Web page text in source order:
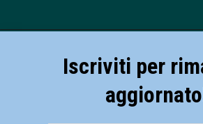
Iscriviti per